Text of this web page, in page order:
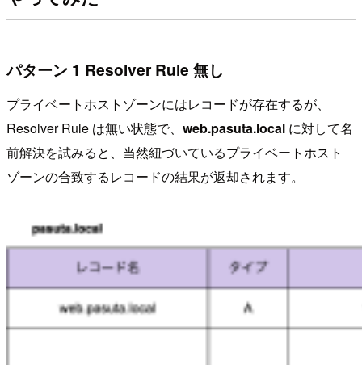
パターン 1 Resolver Rule 無し
プライベートホストゾーンにはレコードが存在するが、
Resolver Rule は無い状態で、 web.pasuta.local に対して名
前解決を試みると、当然紐づいているプライベートホスト
ゾーンの合致するレコードの結果が返却されます。